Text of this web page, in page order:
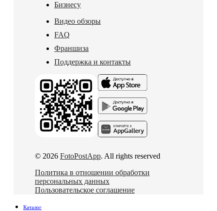
Бизнесу
Видео обзоры
FAQ
Франшиза
Поддержка и контакты
© 2026 FotoPostApp. All rights reserved
Политика в отношении обработки
персональных данных
Пользовательское соглашение
Каталог